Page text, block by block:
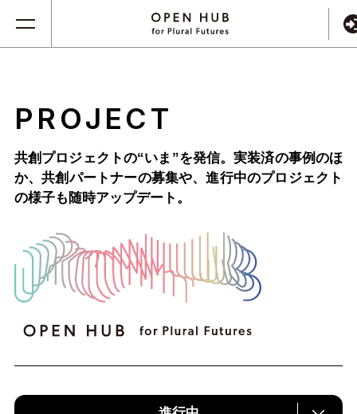
PROJECT
共創プロジェクトの“いま”を発信。実装済の事例のほ
か、共創パートナーの募集や、進行中のプロジェクト
の様子も随時アップデート。